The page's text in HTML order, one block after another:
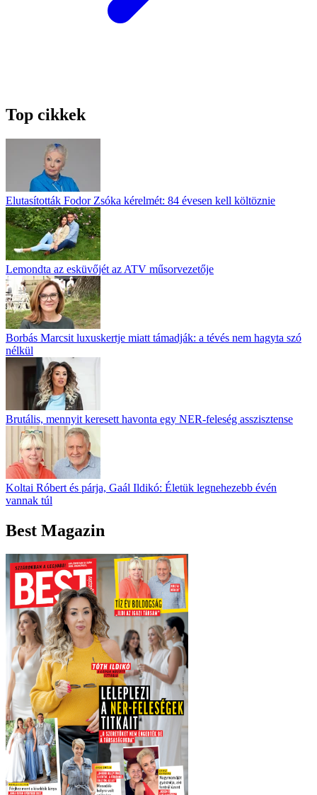
Top cikkek
Elutasították Fodor Zsóka kérelmét: 84 évesen kell költöznie
Lemondta az esküvőjét az ATV műsorvezetője
Borbás Marcsit luxuskertje miatt támadják: a tévés nem hagyta szó
nélkül
Brutális, mennyit keresett havonta egy NER-feleség asszisztense
Koltai Róbert és párja, Gaál Ildikó: Életük legnehezebb évén
vannak túl
Best Magazin